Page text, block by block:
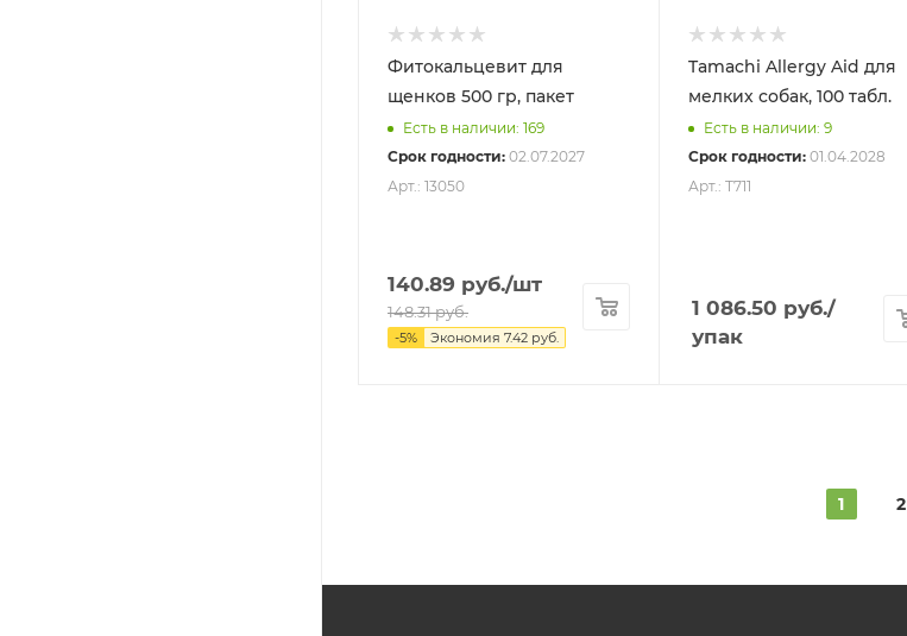
Фитокальцевит для
щенков 500 гр, пакет
Есть в наличии: 169
Срок годности: 02.07.2027
Арт.: 13050
140.89 руб./шт
148.31руб.
-5% Экономия 7.42 руб.
Tamachi Allergy Aid для
мелких собак, 100 табл.
Есть в наличии: 9
Срок годности: 01.04.2028
Арт.: T711
1 086.50 руб./
упак
1 2